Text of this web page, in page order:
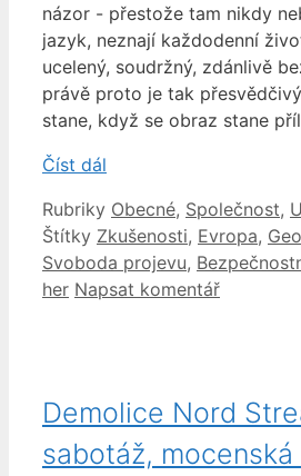
názor - přestože tam nikdy
jazyk, neznají každodenní
ucelený, soudržný, zdánlivě
právě proto je tak
stane, když se obraz stane
Číst dál
Rubriky Obecné, Společnost,
Štítky Zkušenosti, Evropa,
Svoboda projevu,
her Napsat komentář
Demolice Nord
sabotáž,